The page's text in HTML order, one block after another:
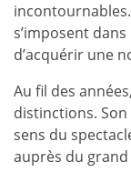
s’imposent
d’acquérir une
Au fil des
distinctions.
sens du
auprès du